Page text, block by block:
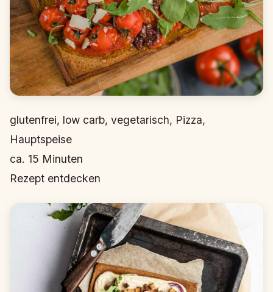
glutenfrei, low carb, vegetarisch, Pizza,
Hauptspeise
ca. 15 Minuten
Rezept entdecken